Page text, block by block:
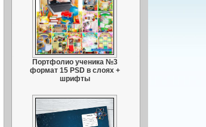
Портфолио ученика №3
формат 15 PSD в слоях +
шрифты